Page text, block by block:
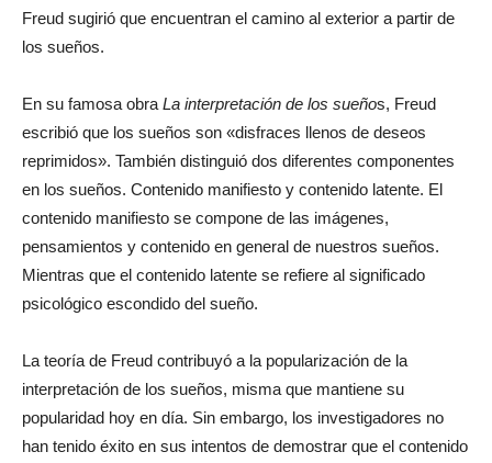
Freud sugirió que encuentran el camino al exterior a partir de
los sueños.
En su famosa obra La interpretación de los sueños, Freud
escribió que los sueños son «disfraces llenos de deseos
reprimidos». También distinguió dos diferentes componentes
en los sueños. Contenido manifiesto y contenido latente. El
contenido manifiesto se compone de las imágenes,
pensamientos y contenido en general de nuestros sueños.
Mientras que el contenido latente se refiere al significado
psicológico escondido del sueño.
La teoría de Freud contribuyó a la popularización de la
interpretación de los sueños, misma que mantiene su
popularidad hoy en día. Sin embargo, los investigadores no
han tenido éxito en sus intentos de demostrar que el contenido